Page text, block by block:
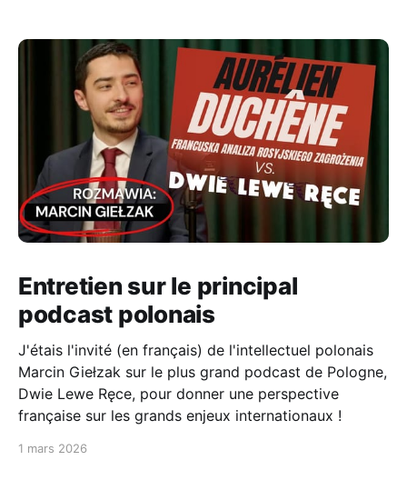
Entretien sur le principal
podcast polonais
J'étais l'invité (en français) de l'intellectuel polonais
Marcin Giełzak sur le plus grand podcast de Pologne,
Dwie Lewe Ręce, pour donner une perspective
française sur les grands enjeux internationaux !
1 mars 2026